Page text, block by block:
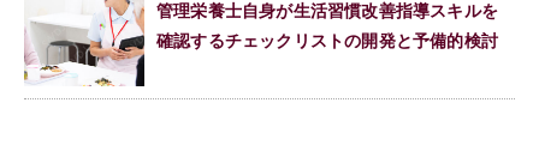
管理栄養士自身が生活習慣改善指導スキルを
確認するチェックリストの開発と予備的検討